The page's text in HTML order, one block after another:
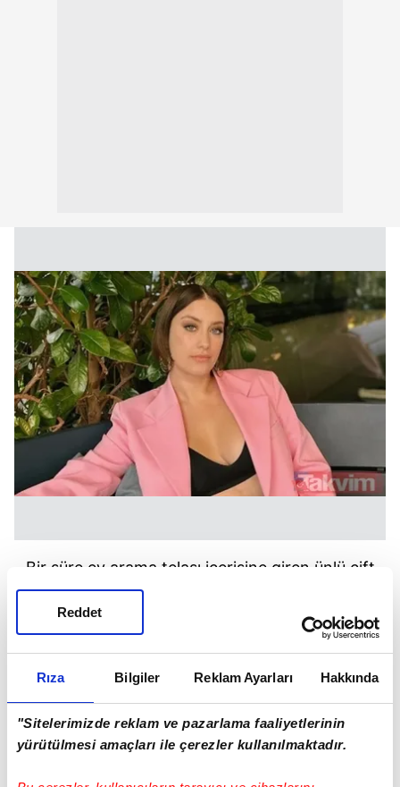
Rıza Bilgiler Reklam Ayarları Hakkında
"Sitelerimizde reklam ve pazarlama faaliyetlerinin
yürütülmesi amaçları ile çerezler kullanılmaktadır.
Reddet
Bir süre ev arama telaşı içerisine giren ünlü çift
en sonunda gönüllerine göre olan bir ev
Beğendikleri evi satın alan çift istedikleri gibi
dekore ederek ardından evlerine yerleşmişlerdi.